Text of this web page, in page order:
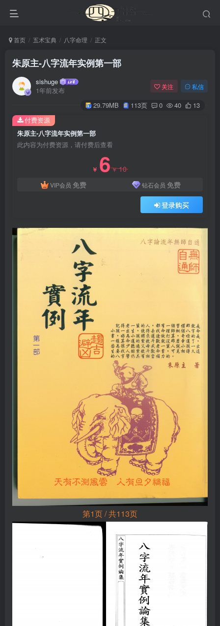
首页 五术宝典 八字命理 正文
朱原主-八字流年实例第一部
sishuge
1年前发布
关注 私信
29.79MB 113页 0 40 13
朱原主-八字流年实例第一部
此内容为付费资源，请付费后查看
￥ 6￥10
VIP会员 免费 钻石会员 免费
登录购买
付费资源
第1页 / 共113页